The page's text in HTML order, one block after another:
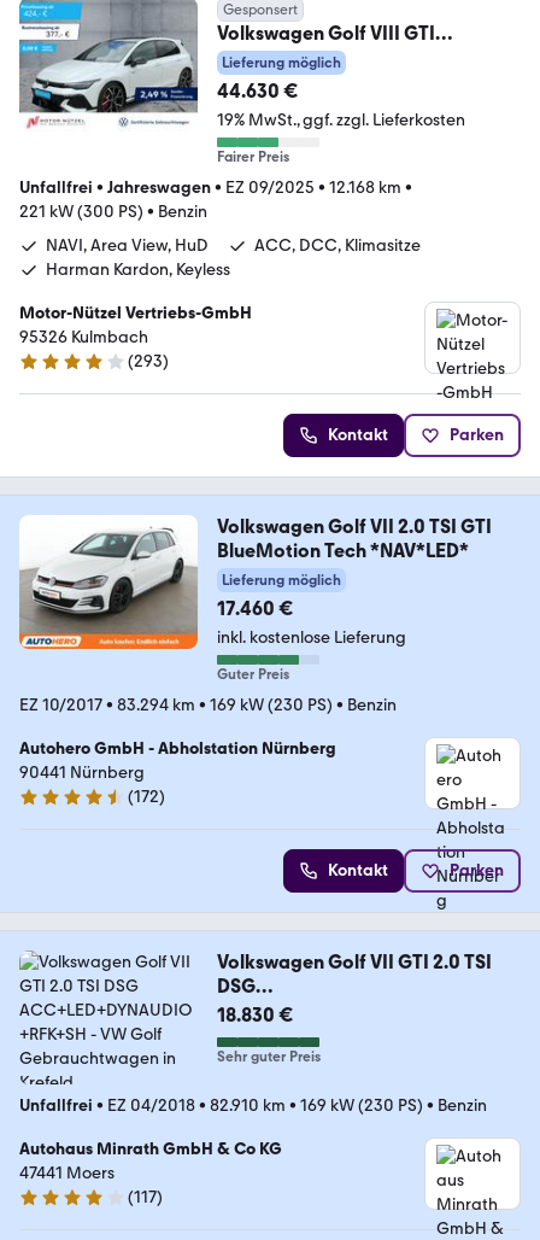
Gesponsert
Volkswagen Golf VIII GTI
Clubsport
5JG+LEDER+MATRIX+PANO+19
Lieferung möglich
44.630 €
19% MwSt. ggf. zzgl. Lieferkosten
Fairer Preis
Unfallfrei • Jahreswagen• EZ 09/2025 • 12.168 km •
221 kW (300 PS) • Benzin
NAVI, Area View, HuD
ACC, DCC, Klimasitze
Harman Kardon, Keyless
Motor-Nützel Vertriebs-GmbH
95326 Kulmbach
4.2 Sterne
(293)
Kontakt Parken
Volkswagen Golf VII 2.0 TSI GTI
BlueMotion Tech *NAV*LED*
Lieferung möglich
17.460 €
inkl. kostenlose Lieferung
Guter Preis
EZ 10/2017• 83.294 km • 169 kW (230 PS) • Benzin
Autohero GmbH - Abholstation Nürnberg
90441 Nürnberg
4.5 Sterne
(172)
Kontakt Parken
Volkswagen Golf VII GTI 2.0 TSI
DSG
ACC+LED+DYNAUDIO+RFK+SH
18.830 €
Sehr guter Preis
Unfallfrei • EZ 04/2018• 82.910 km • 169 kW (230 PS) • Benzin
Autohaus Minrath GmbH & Co KG
47441 Moers
4.1 Sterne
(117)